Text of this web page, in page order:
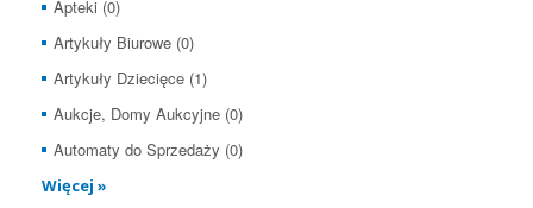
Apteki (0)
Artykuły Biurowe (0)
Artykuły Dziecięce (1)
Aukcje, Domy Aukcyjne (0)
Automaty do Sprzedaży (0)
Więcej »